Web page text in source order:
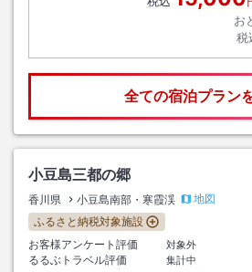
お
税
全ての宿泊プラン
小豆島三都の郷
香川県 小豆島南部・寒霞渓
地図
ふるさと納税対象施設
お客様アンケート評価
対象外
るるぶトラベル評価
集計中